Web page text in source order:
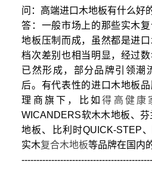
问：高端进口木地板有什么好
答：一般市场上的那些实木
地板压制而成，虽然都是进
档次差别也相当明显，经过
已然形成，部分品牌引领潮
后。有代表性的进口木地板
理商旗下，比如得高健康
WICANDERS软木木地板、
地板、比利时QUICK-STEP
实木复合木地板等品牌在国内